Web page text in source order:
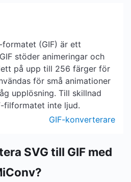
(GIF) är ett
stöder animeringar och
på upp till 256 färger för
för små animationer
upplösning. Till skillnad
filformatet inte ljud.
GIF-konverterare
SVG till GIF med